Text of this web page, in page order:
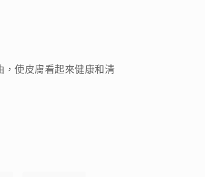
，使皮膚看起來健康和清